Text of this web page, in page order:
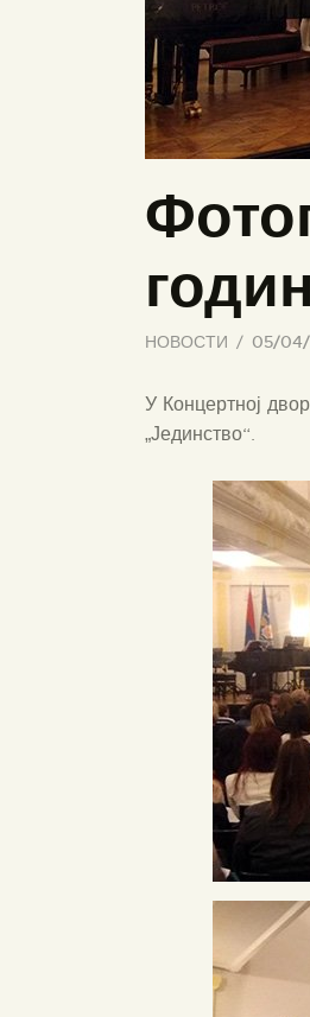
НОВОСТИ 05/04/
У Концертној
„Јединство“.